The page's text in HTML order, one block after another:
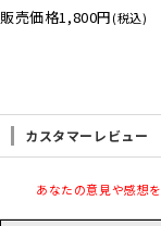
販売価格1,800円(税込)
カスタマーレビュー
あなたの意見や感想